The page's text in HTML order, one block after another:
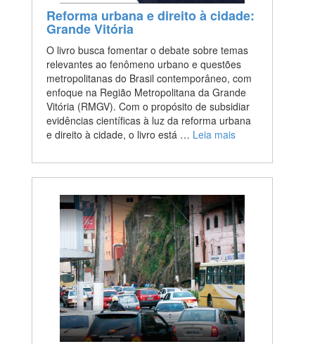
Reforma urbana e direito à cidade:
Grande Vitória
O livro busca fomentar o debate sobre temas
relevantes ao fenômeno urbano e questões
metropolitanas do Brasil contemporâneo, com
enfoque na Região Metropolitana da Grande
Vitória (RMGV). Com o propósito de subsidiar
evidências científicas à luz da reforma urbana
e direito à cidade, o livro está … Leia mais